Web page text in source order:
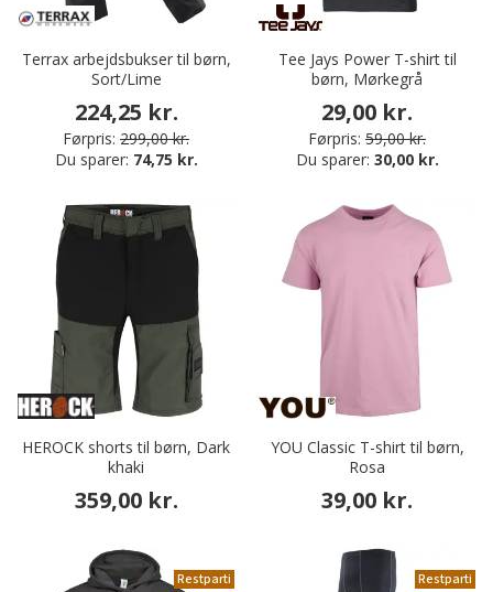
Terrax arbejdsbukser til børn,
Sort/Lime
224,25 kr.
Førpris: 299,00 kr.
Du sparer: 74,75 kr.
Tee Jays Power T-shirt til
børn, Mørkegrå
29,00 kr.
Førpris: 59,00 kr.
Du sparer: 30,00 kr.
HEROCK shorts til børn, Dark
khaki
359,00 kr.
YOU Classic T-shirt til børn,
Rosa
39,00 kr.
Restparti
Restparti